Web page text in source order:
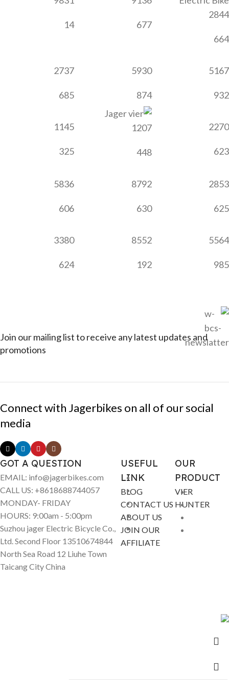
2844
664
677
14
5167
932
5930
874
2737
685
2270
623
1207
448
1145
325
2853
625
8792
630
5836
606
5564
985
8552
192
3380
624
Join our mailing list to receive any latest updates and
promotions
Connect with Jagerbikes on all of our social
media
OUR
PRODUCT
VIER
HUNTER
USEFUL
LINK
BLOG
CONTACT US
ABOUT US
JOIN OUR
AFFILIATE
GOT A QUESTION
EMAIL: info@jagerbikes.com
CALL US: +8618688744057
MONDAY- FRIDAY
HOURS: 9:00am - 5:00pm
Suzhou jager Electric Bicycle Co.,
Ltd. Second Floor 13510674844
North Sea Road 12 Liuhe Town
Taicang City China